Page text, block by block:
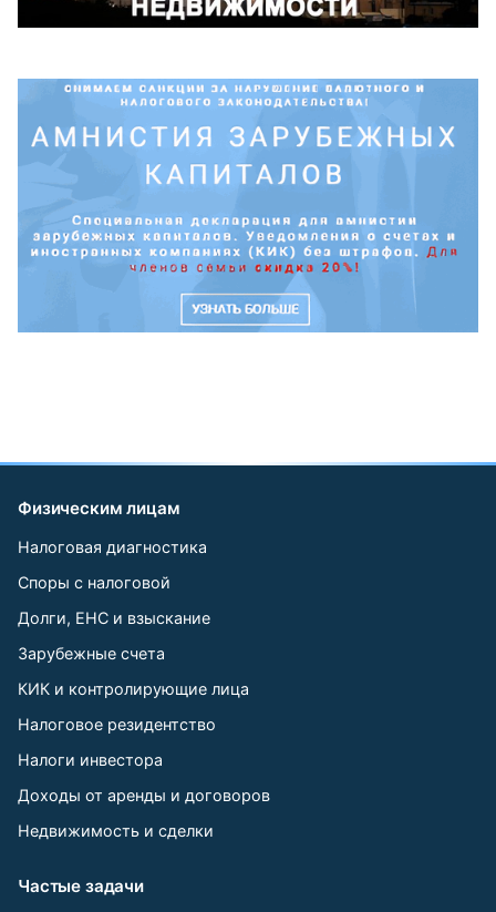
Физическим лицам
Налоговая диагностика
Споры с налоговой
Долги, ЕНС и взыскание
Зарубежные счета
КИК и контролирующие лица
Налоговое резидентство
Налоги инвестора
Доходы от аренды и договоров
Недвижимость и сделки
Частые задачи